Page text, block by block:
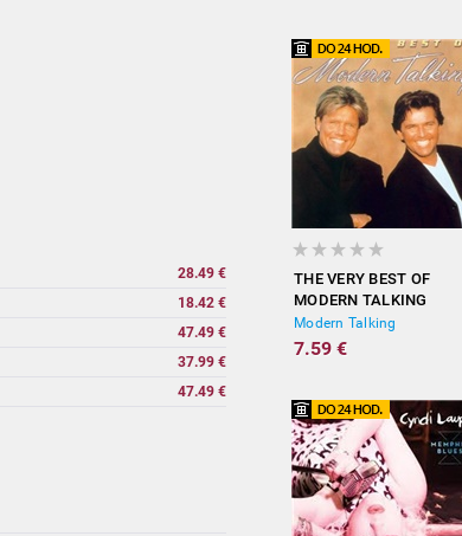
28.49 €
18.42 €
47.49 €
37.99 €
47.49 €
THE VERY BEST OF
MODERN TALKING
Modern Talking
7.59 €